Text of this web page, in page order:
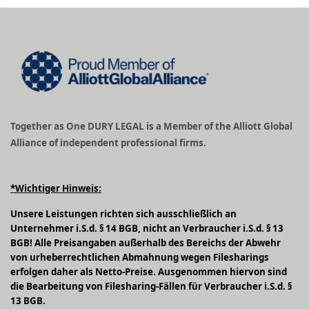
Together as One DURY LEGAL is a Member of the Alliott Global
Alliance of independent professional firms.
*Wichtiger Hinweis:
Unsere Leistungen richten sich ausschließlich an
Unternehmer i.S.d. § 14 BGB, nicht an Verbraucher i.S.d. § 13
BGB! Alle Preisangaben außerhalb des Bereichs der Abwehr
von urheberrechtlichen Abmahnung wegen Filesharings
erfolgen daher als Netto-Preise. Ausgenommen hiervon sind
die Bearbeitung von Filesharing-Fällen für Verbraucher i.S.d. §
13 BGB.